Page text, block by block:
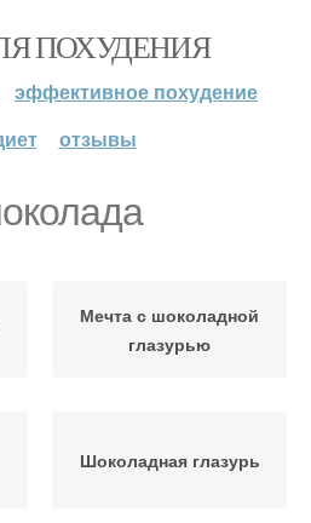
ПОХУДЕНИЯ
эффективное похудение
отзывы
Мечта с шоколадной
глазурью
Шоколадная глазурь